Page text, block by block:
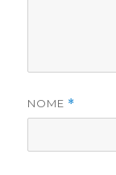
NOME *